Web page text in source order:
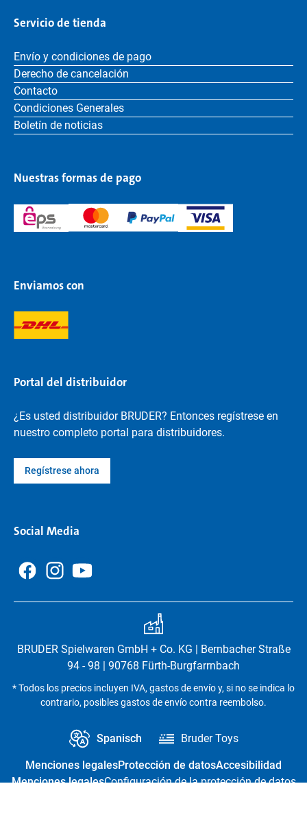
Servicio de tienda
Envío y condiciones de pago
Derecho de cancelación
Contacto
Condiciones Generales
Boletín de noticias
Nuestras formas de pago
Enviamos con
Portal del distribuidor
¿Es usted distribuidor BRUDER? Entonces regístrese en
nuestro completo portal para distribuidores.
Regístrese ahora
Social Media
BRUDER Spielwaren GmbH + Co. KG | Bernbacher Straße
94 - 98 | 90768 Fürth-Burgfarrnbach
* Todos los precios incluyen IVA, gastos de envío y, si no se indica lo
contrario, posibles gastos de envío contra reembolso.
Spanisch Bruder Toys
Menciones legalesProtección de datosAccesibilidad
Menciones legalesConfiguración de la protección de datos